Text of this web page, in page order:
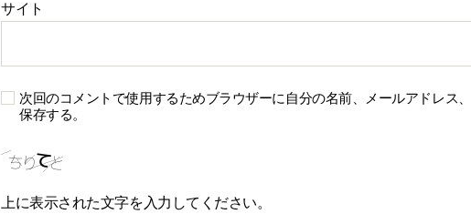
サイト
次回のコメントで使用するためブラウザーに自分の名前、メールアドレス
保存する。
上に表示された文字を入力してください。